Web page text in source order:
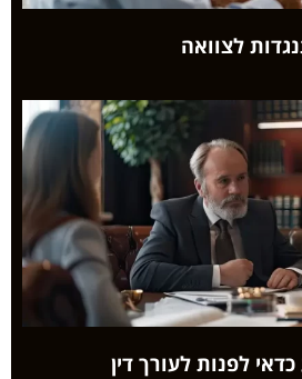
לצוואה
לפנות לעורך דין